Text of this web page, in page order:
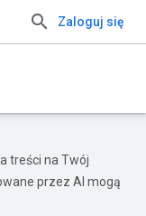
Zaloguj się
treści na Twój
przez AI mogą